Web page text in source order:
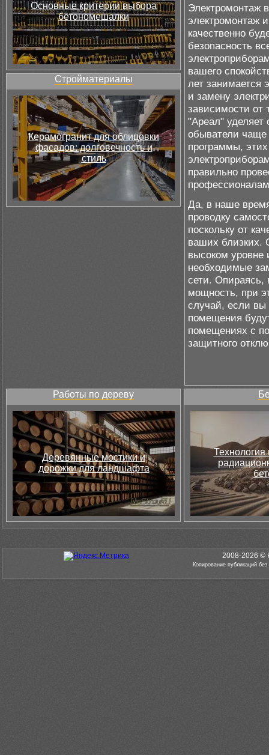
Основные критерии выбора
бетономешалки
Стройматериалы
Керамогранит для облицовки
фасадов: долговечность и
стиль
Электромонтаж
электромонтаж
качественно
безопасность
вашего
лет занимается
и замену
зависимости от
"Ареал" уделяет
обыватели чаще
программы,
правильно
Да, в наше
проводку
поскольку от
ваших близких.
высоком
необходимые
сети. Опираясь,
мощность, при
случай, если вы
помещения
помещениях с
защитного
Работы по дереву
Деревянные мостики и
дорожки для ландшафта
Технология
2008-2026 ©
Копирование публикаций